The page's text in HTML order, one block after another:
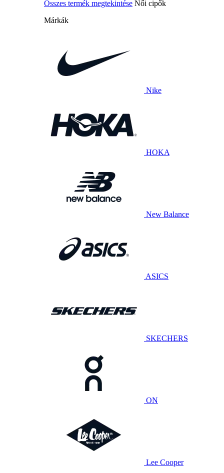
Összes termék megtekintése Női cipők
Márkák
Nike
HOKA
New Balance
ASICS
SKECHERS
ON
Lee Cooper